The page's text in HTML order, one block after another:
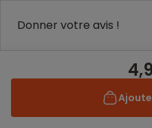
Donner votre avis !